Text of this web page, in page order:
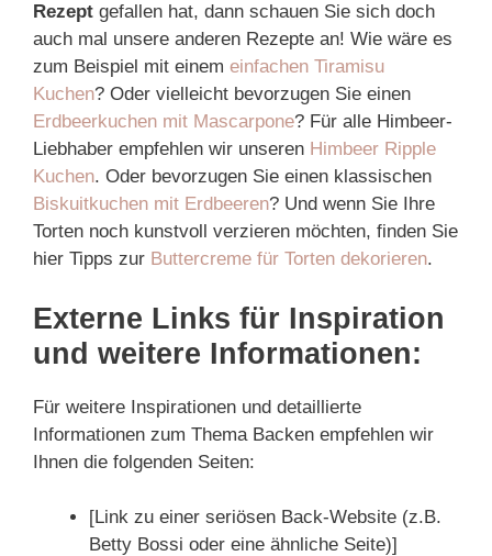
Rezept gefallen hat, dann schauen Sie sich doch
auch mal unsere anderen Rezepte an! Wie wäre es
zum Beispiel mit einem einfachen Tiramisu
Kuchen? Oder vielleicht bevorzugen Sie einen
Erdbeerkuchen mit Mascarpone? Für alle Himbeer-
Liebhaber empfehlen wir unseren Himbeer Ripple
Kuchen. Oder bevorzugen Sie einen klassischen
Biskuitkuchen mit Erdbeeren? Und wenn Sie Ihre
Torten noch kunstvoll verzieren möchten, finden Sie
hier Tipps zur Buttercreme für Torten dekorieren.
Externe Links für Inspiration
und weitere Informationen:
Für weitere Inspirationen und detaillierte
Informationen zum Thema Backen empfehlen wir
Ihnen die folgenden Seiten:
[Link zu einer seriösen Back-Website (z.B.
Betty Bossi oder eine ähnliche Seite)]